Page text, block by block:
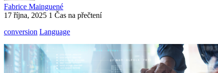
Fabrice Mainguené
17 října, 2025 1 Čas na přečtení
conversion Language